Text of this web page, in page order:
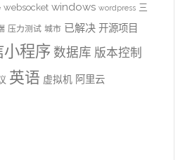
websocket windows wordpress 三
压力测试 城市 已解决 开源项目
小程序 数据库 版本控制
英语 虚拟机 阿里云